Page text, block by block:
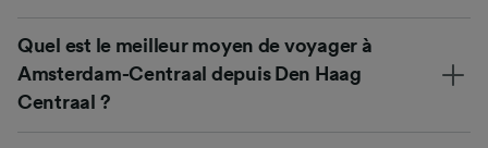
Quel est le meilleur moyen de voyager à
Amsterdam-Centraal depuis Den Haag
Centraal ?